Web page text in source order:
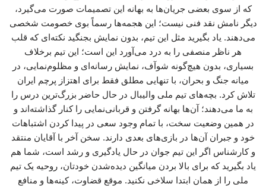
که از سوی بعضی جریان‌ها به بهانه این تصمیمات صورت می‌گیرد،
دیگر نامش نقد فنی نیست؛ این هجمه‌ها رسماً بوی خصومت شخصی
می‌دهند. یاد بگیرید مثل این تیم، بدون نمایش بجنگید نکته‌ای که قلب
هر ناظر منصفی را به درد می‌آورد این است؛ این تیم برخلاف
بسیاری، بدون هیچ‌گونه شوآف، نمایش رسانه‌ای و مظلوم‌نمایی، در
میانه جنگ و بحران، با تنهایی مطلق فقط برای اهتزاز پرچم ایران
تلاش کرد. بچه‌های تیم ملی والیبال در حال حاضر بزرگ‌ترین درس را
به ما می‌دهند؛ آن‌ها بهانه گرفتن و قربانی‌نمایی را کنار گذاشته‌اند و
در همین وضعیت سخت، با تمام وجود سعی در پیدا کردن اشتباهات
خود و جبران آن‌ها در بازی‌های بعدی دارند. سخن آخر با آقایان منتقد
و کارشناس اگر این تیم جوان در حال یادگیری و رشد است، شما هم
یاد بگیرید که برای بالا بردن میانگین دیده‌شدن خودتان، روحیه یک تیم
ملی را از همان ابتدا سلاخی نکنید. موقع قضاوت، کینه‌ها و منافع